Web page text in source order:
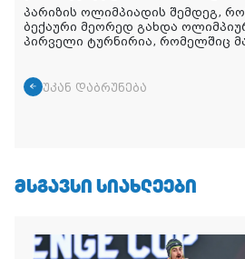
პარიზის ოლიმპიადის შემდეგ,
ბექაური მეორედ გახდა
პირველი ტურნირია, რომელშიც
უკან დაბრუნება
ᲛᲡᲒᲐᲕᲡᲘ ᲡᲘᲐᲮᲚᲔᲔᲑᲘ